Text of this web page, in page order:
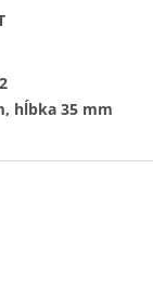
hĺbka 35 mm